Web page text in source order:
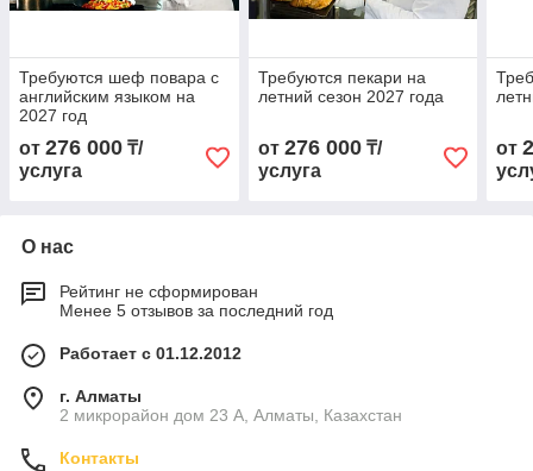
Требуются шеф повара с
английским языком на
2027 год
от 276 000 ₸/
услуга
Требуются пекари на
летний сезон 2027 года
от 276 000₸/
услуга
от
О нас
Рейтинг не сформирован
Менее 5 отзывов за последний год
Работает с 01.12.2012
г. Алматы
2 микрорайон дом 23 А, Алматы, Казахстан
Контакты